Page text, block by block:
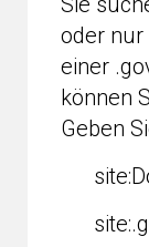
oder nur
einer
können
Geben